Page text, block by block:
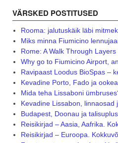
VÄRSKED POSTITUSED
Rooma: jalutuskäik läbi
Miks minna Fiumicino
Rome: A Walk Through
Why go to Fiumicino Airport,
Ravipaast Loodus BioSpas –
Kevadine Porto, Fado ja
Mida teha Lissaboni
Kevadine Lissabon,
Budapest, Doonau ja talisuplus
Reisikirjad – Aasia, Aafrika.
Reisikirjad – Euroopa.